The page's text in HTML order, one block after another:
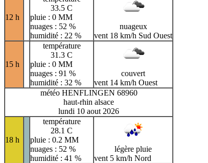
12 h
33.5 C
pluie : 0 MM
nuages : 52 %
humidité : 22 %
nuageux
vent 18 km/h Sud Ouest
15 h
température
31.3 C
pluie : 0 MM
nuages : 91 %
humidité : 32 %
couvert
vent 14 km/h Ouest
météo HENFLINGEN 68960
haut-rhin alsace
lundi 10 aout 2026
18 h
température
28.1 C
pluie : 0.2 MM
nuages : 52 %
humidité : 41 %
légère pluie
vent 5 km/h Nord